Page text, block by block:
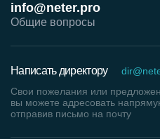
info@neter.pro
Общие вопросы
Написать директору
Свои пожелания или
вы можете адресовать
отправив письмо на почту